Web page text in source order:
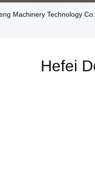
Machinery Technology
Hefei